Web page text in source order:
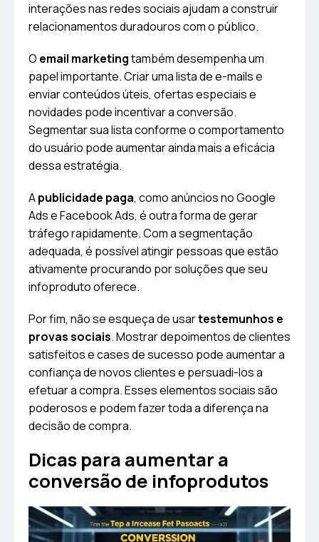
interações nas redes sociais ajudam a construir
relacionamentos duradouros com o público.
O email marketingtambém desempenha um
papel importante. Criar uma lista de e-mails e
enviar conteúdos úteis, ofertas especiais e
novidades pode incentivar a conversão.
Segmentar sua lista conforme o comportamento
do usuário pode aumentar ainda mais a eficácia
dessa estratégia.
Apublicidade paga, como anúncios no Google
Ads e Facebook Ads, é outra forma de gerar
tráfego rapidamente. Com a segmentação
adequada, é possível atingir pessoas que estão
ativamente procurando por soluções que seu
infoproduto oferece.
Por fim, não se esqueça de usartestemunhos e
provas sociais. Mostrar depoimentos de clientes
satisfeitos e cases de sucesso pode aumentar a
confiança de novos clientes e persuadi-los a
efetuar a compra. Esses elementos sociais são
poderosos e podem fazer toda a diferença na
decisão de compra.
Dicas para aumentar a
conversão de infoprodutos